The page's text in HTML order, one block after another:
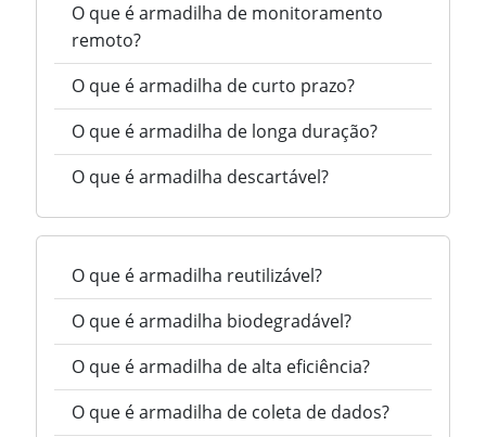
O que é armadilha de monitoramento
remoto?
O que é armadilha de curto prazo?
O que é armadilha de longa duração?
O que é armadilha descartável?
O que é armadilha reutilizável?
O que é armadilha biodegradável?
O que é armadilha de alta eficiência?
O que é armadilha de coleta de dados?